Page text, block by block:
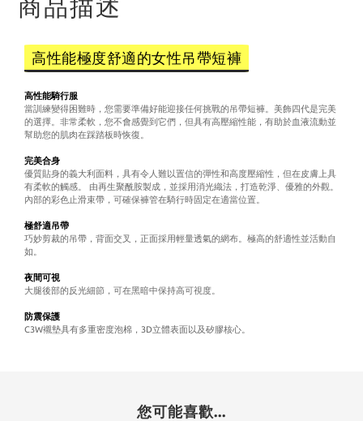
高性能極度舒適的女性吊帶短褲
高性能騎行服
當訓練變得困難時，您需要準備好能迎接任何挑戰的吊帶短褲。美飾四代是完美
的選擇。非常柔軟，您不會感覺到它們，但具有高壓縮性能，有助於血液流動並
幫助您的肌肉在踩踏板時恢復。
完美合身
優質貼身的義大利面料，具有令人難以置信的彈性和高度壓縮性，但在皮膚上具
有柔軟的觸感。 由再生聚酰胺製成，並採用消光織法，打造乾淨、優雅的外觀。
內部的彩色止滑束帶，可確保褲管在騎行時固定在適當位置。
極舒適吊帶
巧妙剪裁的吊帶，背面交叉，正面採用輕量透氣的網布。極高的舒適性並活動自
如。
夜間可視
大腿後部的反光細節，可在黑暗中保持高可視度。
防震保護
C3W襯墊具有多重密度泡棉，3D立體表面以及矽膠核心。
您可能喜歡...